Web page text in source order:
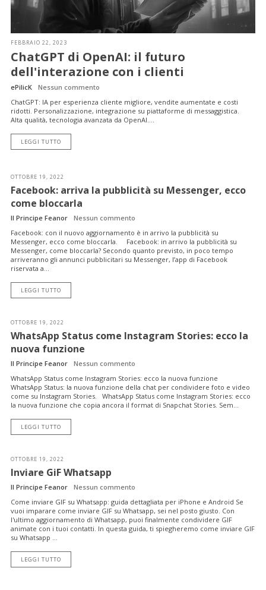
FEBBRAIO 22, 2023
ChatGPT di OpenAI: il futuro
dell'interazione con i clienti
ePilicK
Nessun commento
ChatGPT: IA per esperienza cliente migliore, vendite aumentate e costi
ridotti. Personalizzazione, integrazione su piattaforme di messaggistica.
Alta qualità, tecnologia avanzata da OpenAI....
LEGGI TUTTO
OTTOBRE 19, 2022
Facebook: arriva la pubblicità su Messenger, ecco
come bloccarla
Il Principe Feanor
Nessun commento
Facebook: con il nuovo aggiornamento è in arrivo la pubblicità su
Messenger, ecco come bloccarla. Facebook: in arrivo la pubblicità su
Messenger, come bloccarla? Secondo quanto previsto, in poco tempo
arriveranno gli annunci pubblicitari su Messenger, l’app di Facebook
riservata a...
LEGGI TUTTO
OTTOBRE 19, 2022
WhatsApp Status come Instagram Stories: ecco la
nuova funzione
Il Principe Feanor
Nessun commento
WhatsApp Status come Instagram Stories: ecco la nuova funzione
WhatsApp Status: la nuova funzione della chat per condividere foto e video
come su Instagram Stories. WhatsApp Status come Instagram Stories: ecco
la nuova funzione che copia ancora il format di Snapchat Stories. Sem...
LEGGI TUTTO
OTTOBRE 19, 2022
Inviare GiF Whatsapp
Il Principe Feanor
Nessun commento
Come inviare GIF su Whatsapp: guida dettagliata per iPhone e Android Se
vuoi imparare come inviare GIF su Whatsapp, sei nel posto giusto. Con
l'ultimo aggiornamento di Whatsapp, puoi finalmente condividere GIF
animate con i tuoi contatti. In questa guida, ti spiegheremo come inviare GIF
su Whatsapp ...
LEGGI TUTTO